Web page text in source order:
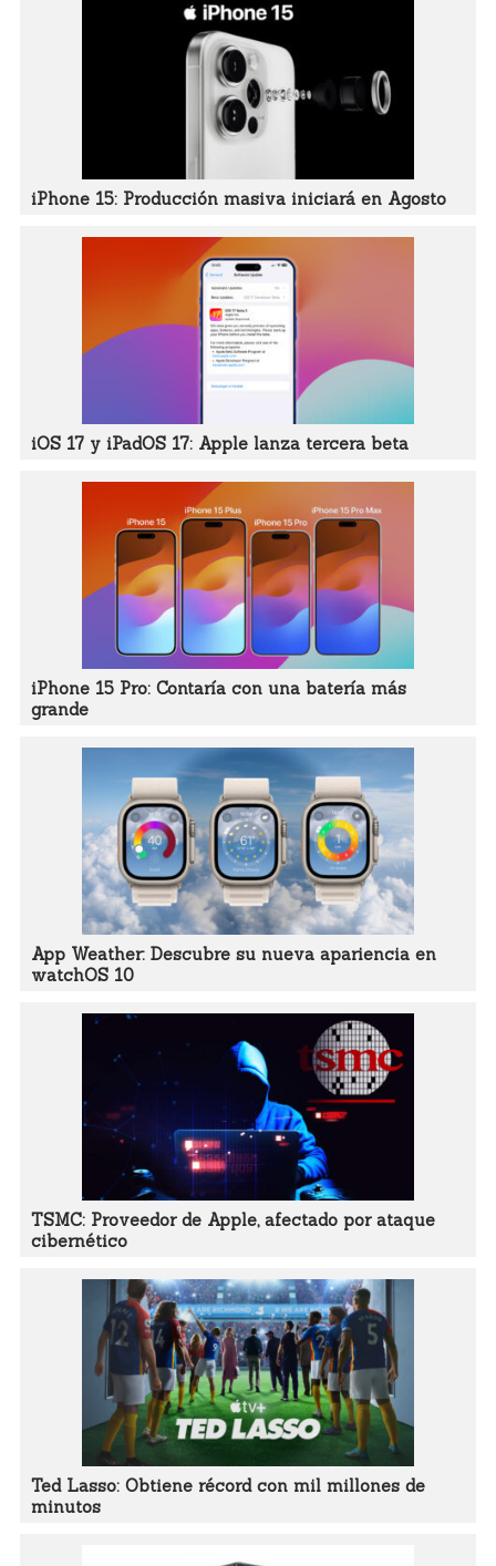
iPhone 15: Producción masiva iniciará en Agosto
iOS 17 y iPadOS 17: Apple lanza tercera beta
iPhone 15 Pro: Contaría con una batería más
grande
App Weather: Descubre su nueva apariencia en
watchOS 10
TSMC: Proveedor de Apple, afectado por ataque
cibernético
Ted Lasso: Obtiene récord con mil millones de
minutos